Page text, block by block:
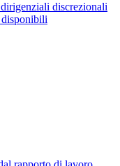
discrezionali